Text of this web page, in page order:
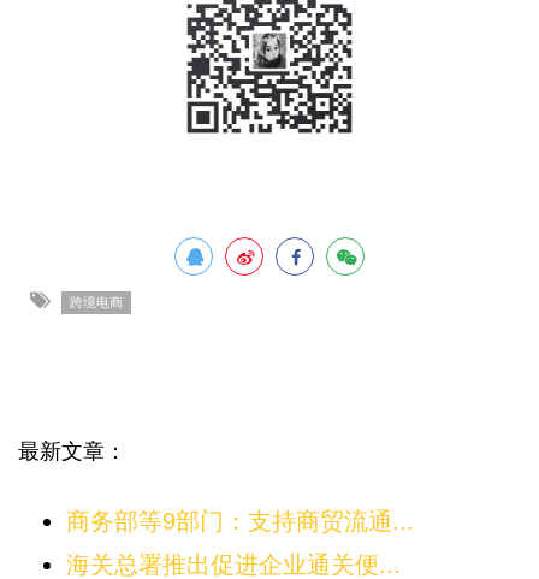
跨境电商
最新文章：
商务部等9部门：支持商贸流通...
海关总署推出促进企业通关便...